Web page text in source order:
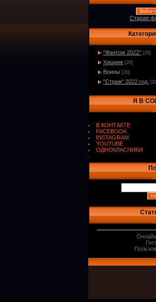
Войти
Старая
''Фантом 2022'' [20]
Хищник [20]
Воины [20]
"Страж" 2022 год.
Я В
В КОНТАКТЕ
FACEBOOK
INSTAGRAM
YOUTUBE
ОДНОКЛАСНИКИ